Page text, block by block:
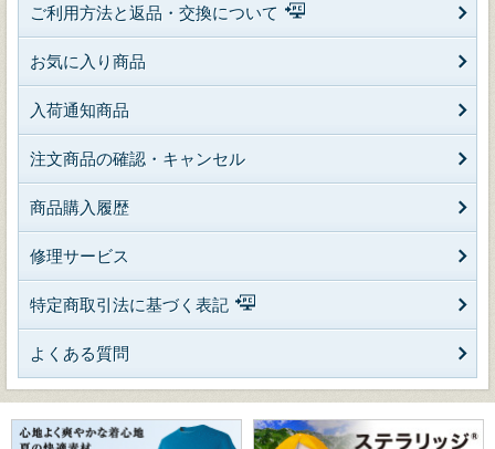
ご利用方法と返品・交換について
お気に入り商品
入荷通知商品
注文商品の確認・キャンセル
商品購入履歴
修理サービス
特定商取引法に基づく表記
よくある質問